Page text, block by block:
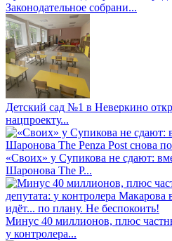
Законодательное собрани...
Детский сад №1 в Неверкино
нацпроекту...
«Своих» у Супикова не сдают:
Шаронова The P...
Минус 40 миллионов, плюс
у контролера...